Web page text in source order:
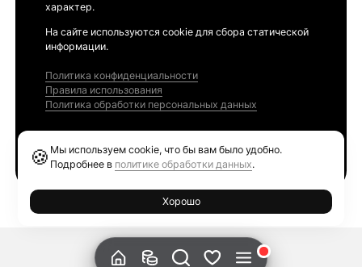
характер.
На сайте используются cookie для сбора статической
информации.
Политика конфиденциальности
Правила использования
Политика обработки персональных данных
🍪 Мы используем cookie, что бы вам было удобно.
Подробнее в политике обработки данных.
Хорошо
Ethereum GAS Tracker